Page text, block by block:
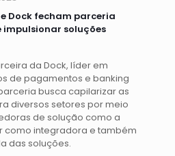
Dock fecham parceria
soluções
da Dock, líder em
de pagamentos e banking
busca capilarizar as
diversos setores por meio
de solução como a
como integradora e também
das soluções.